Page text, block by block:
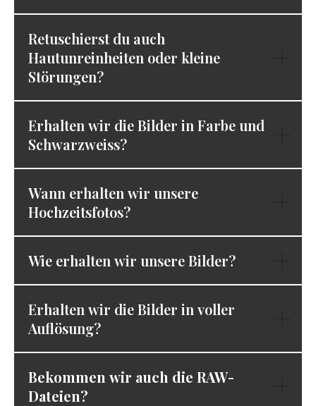
Retuschierst du auch
Hautunreinheiten oder kleine
Störungen?
Erhalten wir die Bilder in Farbe und
Schwarzweiss?
Wann erhalten wir unsere
Hochzeitsfotos?
Wie erhalten wir unsere Bilder?
Erhalten wir die Bilder in voller
Auflösung?
Bekommen wir auch die RAW-
Dateien?